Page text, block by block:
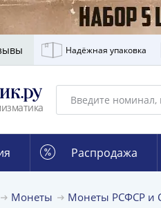
Надёжная упаковка
Распродажа
Монеты Монеты РСФСР и